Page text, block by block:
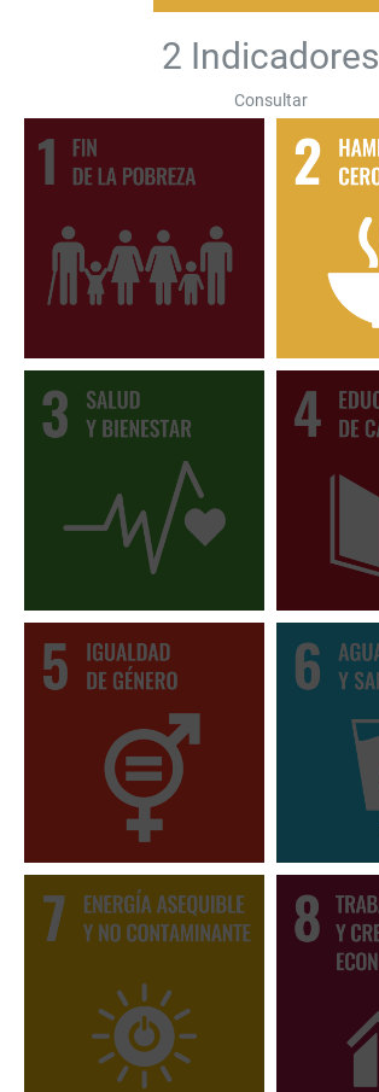
2 Indicadores
Consultar